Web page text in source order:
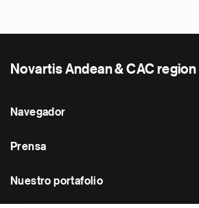
Novartis Andean & CAC region
Navegador
Prensa
Nuestro portafolio